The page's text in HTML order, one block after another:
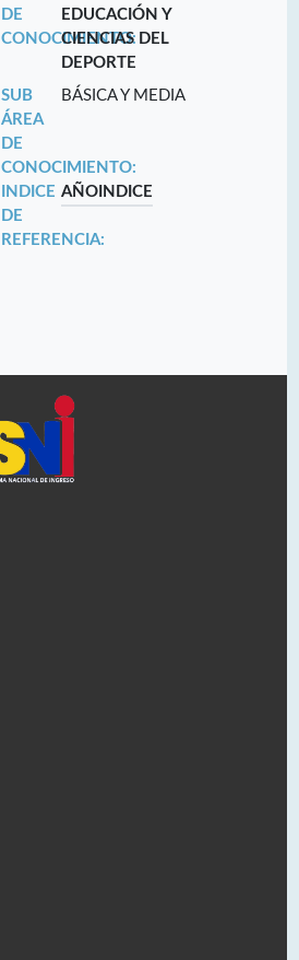
DE
CONOCIMIENTO:
EDUCACIÓN Y
CIENCIAS DEL
DEPORTE
SUB
ÁREA
DE
CONOCIMIENTO:
BÁSICA Y MEDIA
INDICE
DE
REFERENCIA:
AÑO INDICE